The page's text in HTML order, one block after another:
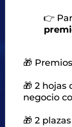
👉
🎁
🎁 2 hojas
negocio
🎁 2